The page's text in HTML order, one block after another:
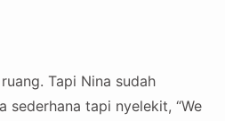
Tapi Nina sudah
sederhana tapi nyelekit, “We